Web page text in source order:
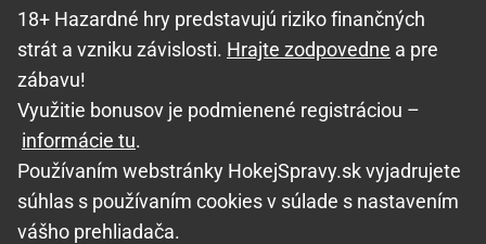
18+ Hazardné hry predstavujú riziko finančných
strát a vzniku závislosti. Hrajte zodpovedne a pre
zábavu!
Využitie bonusov je podmienené registráciou –
informácie tu.
Používaním webstránky HokejSpravy.sk vyjadrujete
súhlas s používaním cookies v súlade s nastavením
vášho prehliadača.